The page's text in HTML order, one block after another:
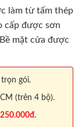
làm từ tấm thép
cấp được sơn
mặt cửa được
gói.
(trên 4 bộ).
250.000đ.